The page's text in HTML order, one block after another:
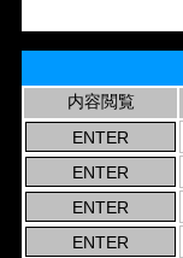
内容閲覧